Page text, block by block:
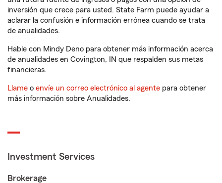
inversión que crece para usted. State Farm puede ayudar a
aclarar la confusión e información errónea cuando se trata
de anualidades.
Hable con Mindy Deno para obtener más información acerca
de anualidades en Covington, IN que respalden sus metas
financieras.
Llame o envíe un correo electrónico al agente para obtener
más información sobre Anualidades.
Investment Services
Brokerage